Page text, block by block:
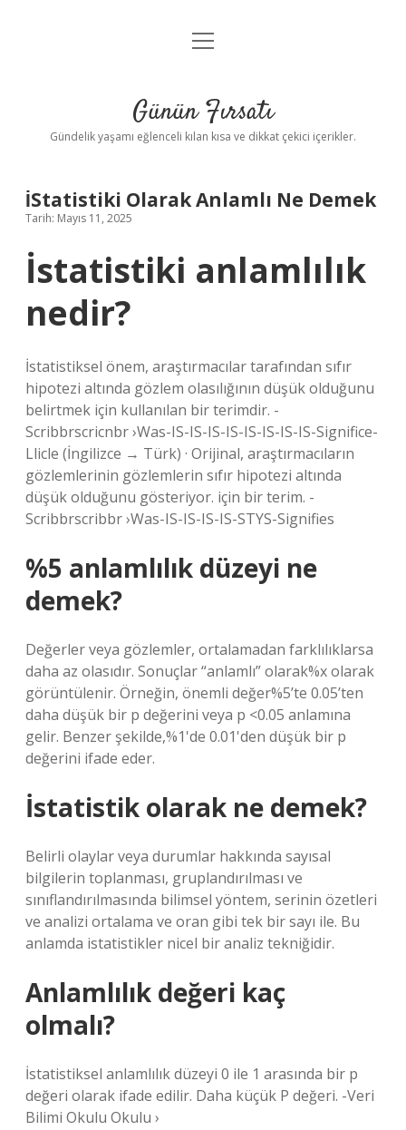
Anasayfa
Yasal Uyarı
menüyü
Günün Fırsatı
Gündelik yaşamı eğlenceli kılan kısa ve dikkat çekici içerikler.
İStatistiki Olarak Anlamlı Ne Demek
Tarih: Mayıs 11, 2025
İstatistiki anlamlılık
nedir?
İstatistiksel önem, araştırmacılar tarafından sıfır
hipotezi altında gözlem olasılığının düşük olduğunu
belirtmek için kullanılan bir terimdir. -
Scribbrscricnbr ›Was-IS-IS-IS-IS-IS-IS-IS-IS-Significe-
Llicle (İngilizce → Türk) · Orijinal, araştırmacıların
gözlemlerinin gözlemlerin sıfır hipotezi altında
düşük olduğunu gösteriyor. için bir terim. -
Scribbrscribbr ›Was-IS-IS-IS-IS-STYS-Signifies
%5 anlamlılık düzeyi ne
demek?
Değerler veya gözlemler, ortalamadan farklılıklarsa
daha az olasıdır. Sonuçlar “anlamlı” olarak%x olarak
görüntülenir. Örneğin, önemli değer%5’te 0.05’ten
daha düşük bir p değerini veya p <0.05 anlamına
gelir. Benzer şekilde,%1'de 0.01'den düşük bir p
değerini ifade eder.
İstatistik olarak ne demek?
Belirli olaylar veya durumlar hakkında sayısal
bilgilerin toplanması, gruplandırılması ve
sınıflandırılmasında bilimsel yöntem, serinin özetleri
ve analizi ortalama ve oran gibi tek bir sayı ile. Bu
anlamda istatistikler nicel bir analiz tekniğidir.
Anlamlılık değeri kaç
olmalı?
İstatistiksel anlamlılık düzeyi 0 ile 1 arasında bir p
değeri olarak ifade edilir. Daha küçük P değeri. -Veri
Bilimi Okulu Okulu ›